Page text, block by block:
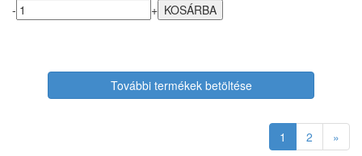
- +
További termékek betöltése
1 2 »